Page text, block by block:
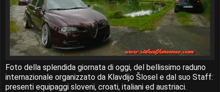
Foto della splendida giornata di oggi, del bellissimo raduno
internazionale organizzato da Klavdijo Šlosel e dal suo Staff:
presenti equipaggi sloveni, croati, italiani ed austriaci.